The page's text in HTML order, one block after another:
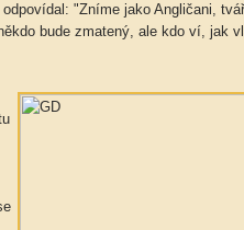
"Zníme jako Angličani,
bude zmatený, ale kdo ví, jak